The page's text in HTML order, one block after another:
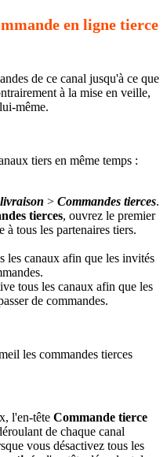
en ligne tierce
de ce canal jusqu'à ce que
à la mise en veille,
même.
tiers en même temps :
> Commandes tierces.
tierces, ouvrez le premier
tous les partenaires tiers.
les canaux afin que les invités
tous les canaux afin que les
de commandes.
l'en-tête Commande tierce
de chaque canal
vous désactivez tous les